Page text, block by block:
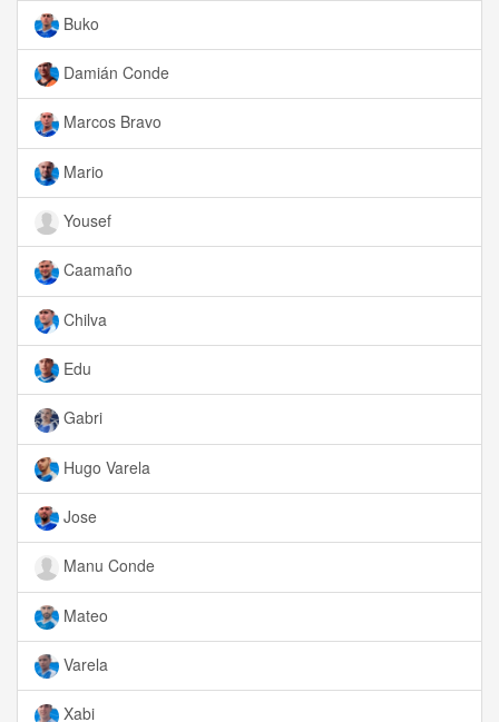
Buko
Damián Conde
Marcos Bravo
Mario
Yousef
Caamaño
Chilva
Edu
Gabri
Hugo Varela
Jose
Manu Conde
Mateo
Varela
Xabi